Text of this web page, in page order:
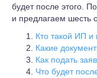
будет после этого.
и предлагаем шесть
Кто такой ИП и
Какие
Как подать
Что будет